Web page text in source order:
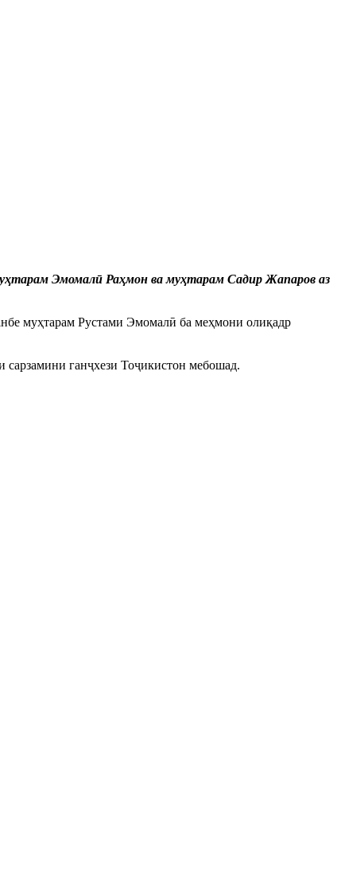
Эмомалӣ Раҳмон ва муҳтарам Садир Жапаров аз
муҳтарам Рустами Эмомалӣ ба меҳмони олиқадр
сарзамини ганҷхези Тоҷикистон мебошад.